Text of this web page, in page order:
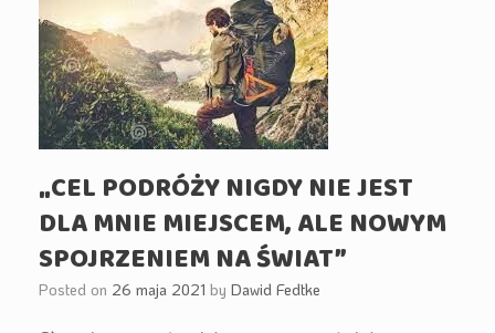
„CEL PODRÓŻY NIGDY NIE JEST
DLA MNIE MIEJSCEM, ALE NOWYM
SPOJRZENIEM NA ŚWIAT”
Posted on 26 maja 2021 by Dawid Fedtke